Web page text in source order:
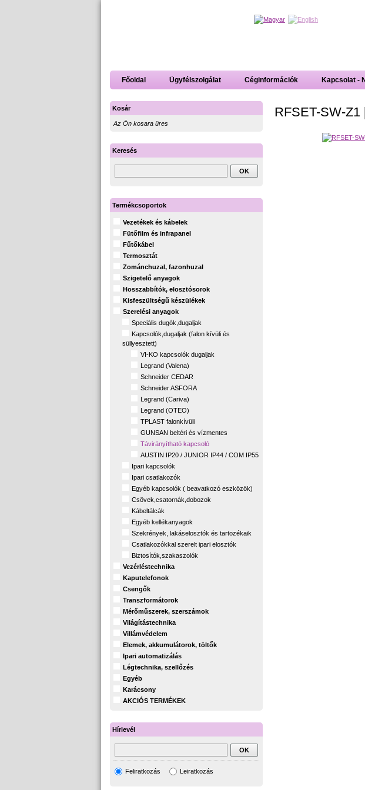
Főoldal Ügyfélszolgálat Céginformációk Kapcsolat -
RFSET-SW-Z1
Kosár
Az Ön kosara üres
Keresés
Termékcsoportok
Vezetékek és kábelek
Fütőfilm és infrapanel
Fűtőkábel
Termosztát
Zománchuzal, fazonhuzal
Szigetelő anyagok
Hosszabbítók, elosztósorok
Kisfeszültségű készülékek
Szerelési anyagok
Speciális dugók,dugaljak
Kapcsolók,dugaljak (falon kívüli és
süllyesztett)
VI-KO kapcsolók dugaljak
Legrand (Valena)
Schneider CEDAR
Schneider ASFORA
Legrand (Cariva)
Legrand (OTEO)
TPLAST falonkívüli
GUNSAN beltéri és vízmentes
Távirányítható kapcsoló
AUSTIN IP20 / JUNIOR IP44 / COM IP55
Ipari kapcsolók
Ipari csatlakozók
Egyéb kapcsolók ( beavatkozó eszközök)
Csövek,csatornák,dobozok
Kábeltálcák
Egyéb kellékanyagok
Szekrények, lakáselosztók és tartozékaik
Csatlakozókkal szerelt ipari elosztók
Biztosítók,szakaszolók
Vezérléstechnika
Kaputelefonok
Csengők
Transzformátorok
Mérőműszerek, szerszámok
Világítástechnika
Villámvédelem
Elemek, akkumulátorok, töltők
Ipari automatizálás
Légtechnika, szellőzés
Egyéb
Karácsony
AKCIÓS TERMÉKEK
Hírlevél
Feliratkozás Leiratkozás